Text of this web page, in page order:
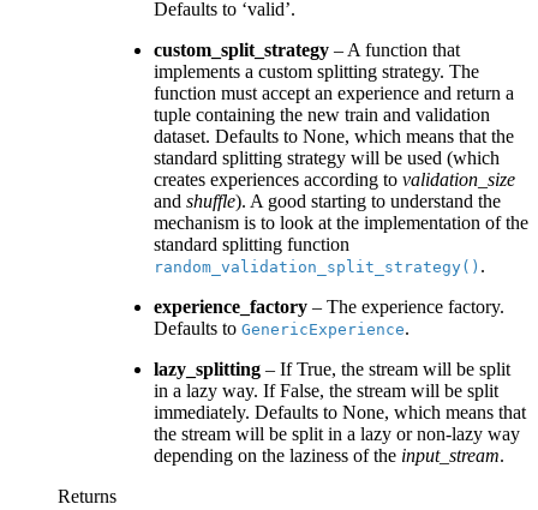
Defaults to ‘valid’.
custom_split_strategy – A function that
implements a custom splitting strategy. The
function must accept an experience and return a
tuple containing the new train and validation
dataset. Defaults to None, which means that the
standard splitting strategy will be used (which
creates experiences according to validation_size
and shuffle). A good starting to understand the
mechanism is to look at the implementation of the
standard splitting function
random_validation_split_strategy() .
experience_factory – The experience factory.
Defaults to GenericExperience.
lazy_splitting – If True, the stream will be split
in a lazy way. If False, the stream will be split
immediately. Defaults to None, which means that
the stream will be split in a lazy or non-lazy way
depending on the laziness of the input_stream.
Returns